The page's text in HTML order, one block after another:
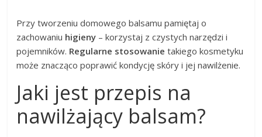
Przy tworzeniu domowego balsamu pamiętaj o
zachowaniu higieny – korzystaj z czystych narzędzi i
pojemników. Regularne stosowanie takiego kosmetyku
może znacząco poprawić kondycję skóry i jej nawilżenie.
Jaki jest przepis na
nawilżający balsam?